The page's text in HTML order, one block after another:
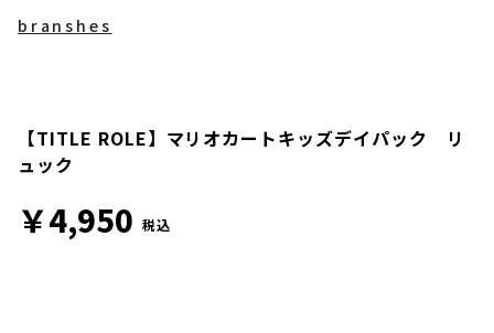
branshes
【TITLE ROLE】マリオカートキッズデイパック リ
ュック
￥4,950 税込